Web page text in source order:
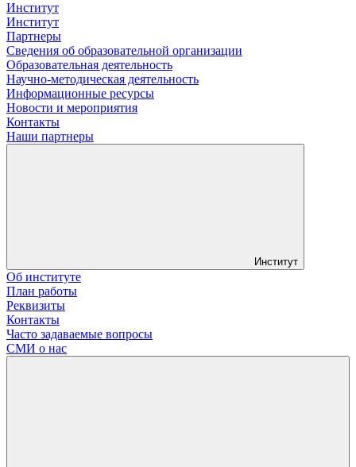
Институт
Институт
Партнеры
Сведения об образовательной организации
Образовательная деятельность
Научно-методическая деятельность
Информационные ресурсы
Новости и мероприятия
Контакты
Наши партнеры
Институт
Об институте
План работы
Реквизиты
Контакты
Часто задаваемые вопросы
СМИ о нас